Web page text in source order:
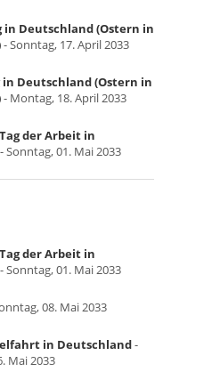
in Deutschland (Ostern in
- Sonntag, 17. April 2033
Deutschland (Ostern in
- Montag, 18. April 2033
der Arbeit in
- Sonntag, 01. Mai 2033
der Arbeit in
- Sonntag, 01. Mai 2033
08. Mai 2033
in Deutschland-
Mai 2033